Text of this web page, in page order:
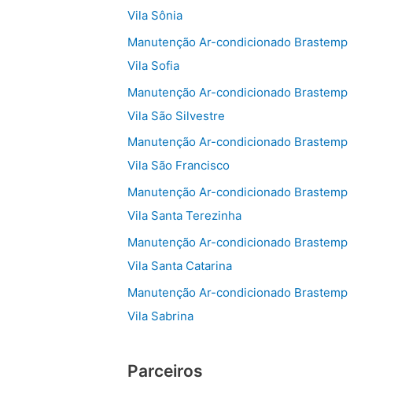
Vila Sônia
Manutenção Ar-condicionado Brastemp
Vila Sofia
Manutenção Ar-condicionado Brastemp
Vila São Silvestre
Manutenção Ar-condicionado Brastemp
Vila São Francisco
Manutenção Ar-condicionado Brastemp
Vila Santa Terezinha
Manutenção Ar-condicionado Brastemp
Vila Santa Catarina
Manutenção Ar-condicionado Brastemp
Vila Sabrina
Parceiros